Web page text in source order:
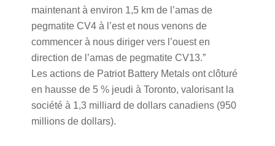
maintenant à environ 1,5 km de l’amas de
pegmatite CV4 à l’est et nous venons de
commencer à nous diriger vers l’ouest en
direction de l’amas de pegmatite CV13.”
Les actions de Patriot Battery Metals ont clôturé
en hausse de 5 % jeudi à Toronto, valorisant la
société à 1,3 milliard de dollars canadiens (950
millions de dollars).